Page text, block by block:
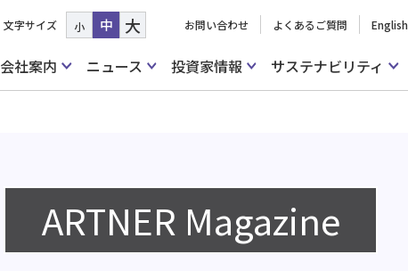
文字サイズ 小 中 大 お問い合わせ よくあるご質問 English
会社案内
ニュース 投資家情報 サステナビリティ
ARTNER Magazine